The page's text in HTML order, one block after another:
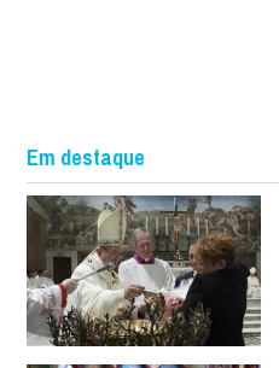
Em destaque